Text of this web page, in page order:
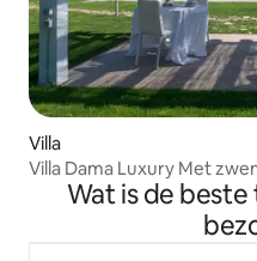
Villa
Villa Dama
Wat is de